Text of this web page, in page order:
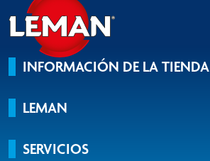
INFORMACIÓN DE LA TIENDA
LEMAN
SERVICIOS